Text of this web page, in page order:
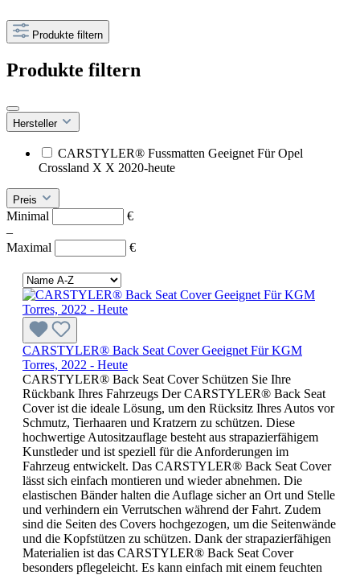
Produkte filtern
Produkte filtern
Hersteller
CARSTYLER® Fussmatten Geeignet Für Opel
Crossland X X 2020-heute
Preis
Minimal
€
–
Maximal
€
CARSTYLER® Back Seat Cover Geeignet Für KGM
Torres, 2022 - Heute
CARSTYLER® Back Seat Cover Schützen Sie Ihre
Rückbank Ihres Fahrzeugs Der CARSTYLER® Back Seat
Cover ist die ideale Lösung, um den Rücksitz Ihres Autos vor
Schmutz, Tierhaaren und Kratzern zu schützen. Diese
hochwertige Autositzauflage besteht aus strapazierfähigem
Kunstleder und ist speziell für die Anforderungen im
Fahrzeug entwickelt. Das CARSTYLER® Back Seat Cover
lässt sich einfach montieren und wieder abnehmen. Die
elastischen Bänder halten die Auflage sicher an Ort und Stelle
und verhindern ein Verrutschen während der Fahrt. Zudem
sind die Seiten des Covers hochgezogen, um die Seitenwände
und die Kopfstützen zu schützen. Dank der strapazierfähigen
Materialien ist das CARSTYLER® Back Seat Cover
besonders pflegeleicht. Es kann einfach mit einem feuchten